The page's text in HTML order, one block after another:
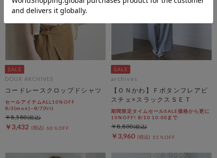
DOUX ARCHIVES
コードレースクロップドシャツ
セールアイテムALL10%OFF
8/3(mon)~8/7(fri)
￥3,432 60％OFF
￥8,580
archives
【ＯＮかわ】Ｆボタンフレアビ
スチェ×スラックスＳＥＴ
期間限定タイムセールSALE価格から更に
10%OFF! 8/10 10:00まで
￥3,960 55％OFF
￥8,800